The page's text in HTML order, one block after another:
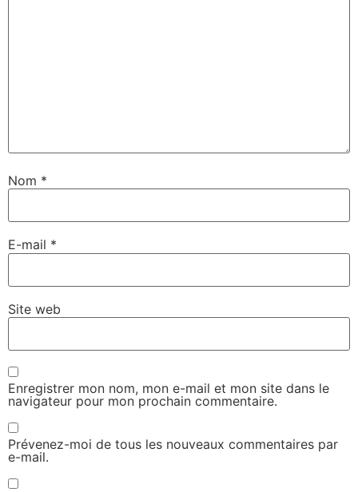
Nom *
E-mail *
Site web
Enregistrer mon nom, mon e-mail et mon site dans le
navigateur pour mon prochain commentaire.
Prévenez-moi de tous les nouveaux commentaires par
e-mail.